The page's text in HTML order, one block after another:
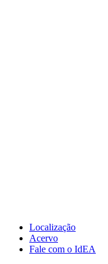
Localização
Acervo
Fale com o IdEA